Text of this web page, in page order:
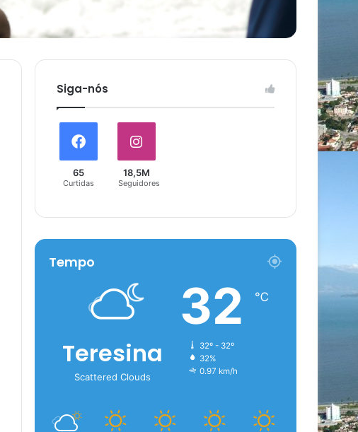
Siga-nós
65
Curtidas
18,5M
Seguidores
Tempo
Teresina
Scattered Clouds
32 ℃
32º - 32º
32%
0.97 km/h